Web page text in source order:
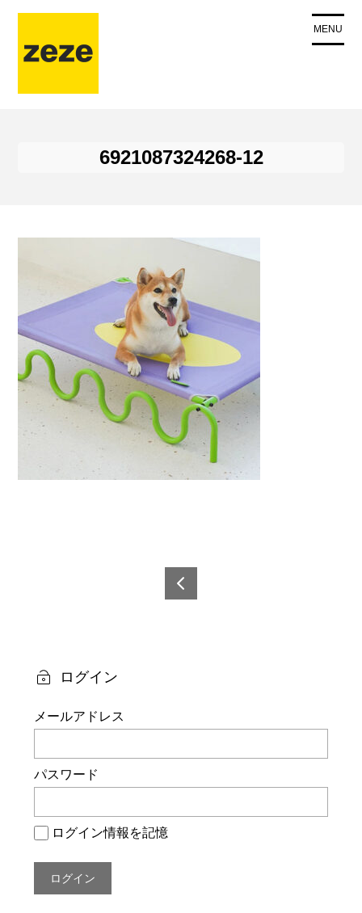
MENU
6921087324268-12
ー
シ
ョ
ン
ログイン
メールアドレス
パスワード
ログイン情報を記憶